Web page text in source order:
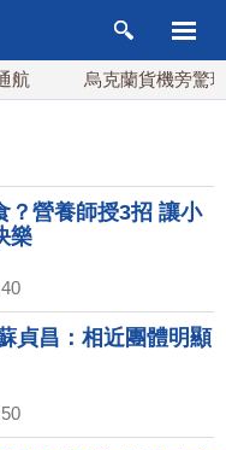
烏克蘭貨機旁驚現
？營養師授3招 讓小
樂
貞昌：相近團體明顯